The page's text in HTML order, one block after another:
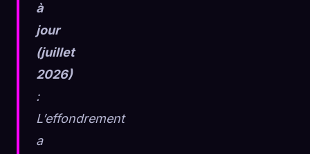
à
jour
(juillet
2026)
:
L’effondrement
a